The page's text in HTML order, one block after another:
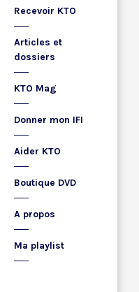
Recevoir KTO
Articles et
dossiers
KTO Mag
Donner mon IFI
Aider KTO
Boutique DVD
A propos
Ma playlist